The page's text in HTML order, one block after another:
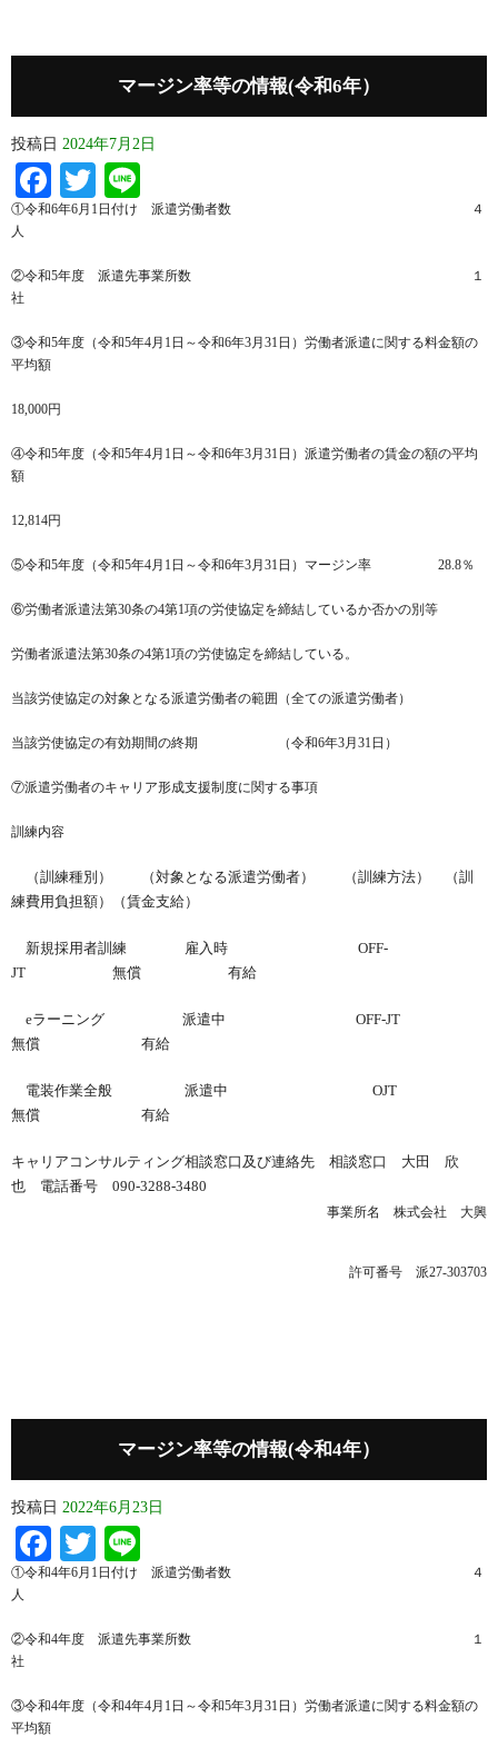
マージン率等の情報(令和6年）
投稿日 2024年7月2日
Facebook
Twitter
①令和6年6月1日付け 派遣労働者数 ４
人
②令和5年度 派遣先事業所数 １
社
③令和5年度（令和5年4月1日～令和6年3月31日）労働者派遣に関する料金額の
平均額
18,000円
④令和5年度（令和5年4月1日～令和6年3月31日）派遣労働者の賃金の額の平均
額
12,814円
⑤令和5年度（令和5年4月1日～令和6年3月31日）マージン率 28.8％
⑥労働者派遣法第30条の4第1項の労使協定を締結しているか否かの別等
労働者派遣法第30条の4第1項の労使協定を締結している。
当該労使協定の対象となる派遣労働者の範囲（全ての派遣労働者）
当該労使協定の有効期間の終期 （令和6年3月31日）
⑦派遣労働者のキャリア形成支援制度に関する事項
訓練内容
（訓練種別） （対象となる派遣労働者） （訓練方法） （訓
練費用負担額）（賃金支給）
新規採用者訓練 雇入時 OFF-
JT 無償 有給
eラーニング
派遣中 OFF-JT
無償 有給
電装作業全般 派遣中 OJT
無償 有給
キャリアコンサルティング相談窓口及び連絡先 相談窓口 大田 欣
也 電話番号 090-3288-3480
事業所名 株式会社 大興
許可番号 派27-303703
マージン率等の情報(令和4年）
投稿日 2022年6月23日
Facebook
Twitter
①令和4年6月1日付け 派遣労働者数 ４
人
②令和4年度 派遣先事業所数 １
社
③令和4年度（令和4年4月1日～令和5年3月31日）労働者派遣に関する料金額の
平均額